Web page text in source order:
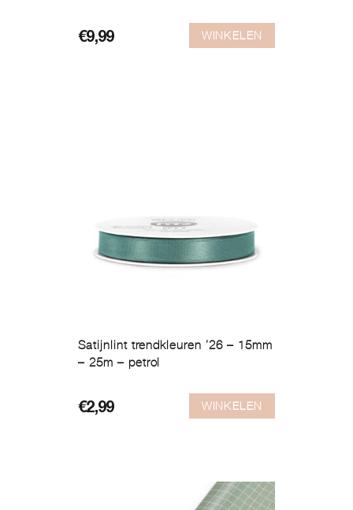
€9,99 WINKELEN
Satijnlint trendkleuren ’26 – 15mm
– 25m – petrol
€2,99 WINKELEN